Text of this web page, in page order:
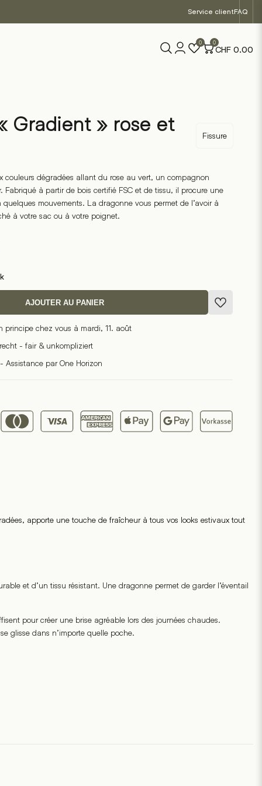
Service clientFAQ
0 0
CHF 0.00
Gradient » rose et
Fissure
couleurs dégradées allant du rose au vert, un compagnon
Fabriqué à partir de bois certifié FSC et de tissu, il procure une
mouvements. La dragonne vous permet de l’avoir à
à votre sac ou à votre poignet.
AJOUTER AU PANIER
principe chez vous à mardi, 11. août
- fair & unkompliziert
Assistance par One Horizon
apporte une touche de fraîcheur à tous vos looks estivaux tout
et d’un tissu résistant. Une dragonne permet de garder l’éventail
pour créer une brise agréable lors des journées chaudes.
glisse dans n’importe quelle poche.